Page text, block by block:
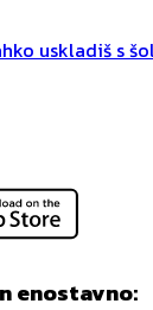
uskladiš s
enostavno: